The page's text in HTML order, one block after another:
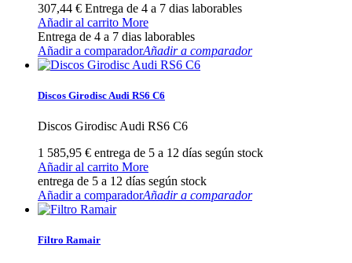
307,44 € Entrega de 4 a 7 dias laborables
Añadir al carrito More
Entrega de 4 a 7 dias laborables
Añadir a comparadorAñadir a comparador
Discos Girodisc Audi RS6 C6
Discos Girodisc Audi RS6 C6
1 585,95 € entrega de 5 a 12 días según stock
Añadir al carrito More
entrega de 5 a 12 días según stock
Añadir a comparadorAñadir a comparador
Filtro Ramair